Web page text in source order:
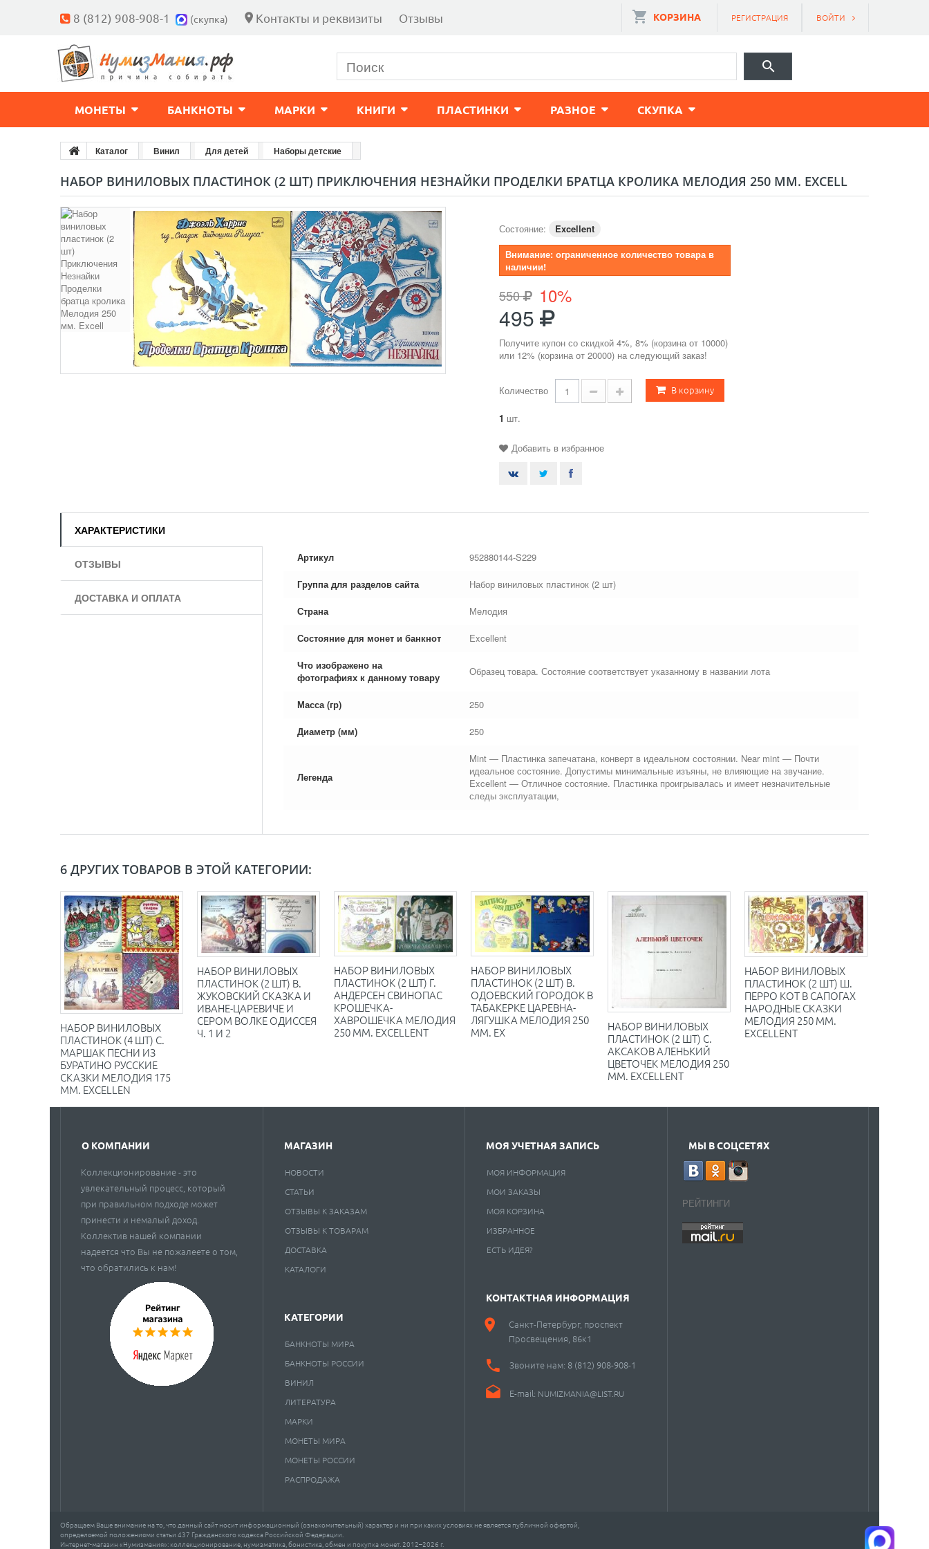
8 (812) 908-908-1 (скупка) Контакты и реквизиты Отзывы ВОЙТИ
РЕГИСТРАЦИЯ
КОРЗИНА
МОНЕТЫ БАНКНОТЫ МАРКИ КНИГИ ПЛАСТИНКИ РАЗНОЕ CКУПКА
Каталог Винил Для детей Наборы детские
НАБОР ВИНИЛОВЫХ ПЛАСТИНОК (2 ШТ) ПРИКЛЮЧЕНИЯ НЕЗНАЙКИ ПРОДЕЛКИ БРАТЦА КРОЛИКА МЕЛОДИЯ 250 ММ. EXCELL
Состояние:
Excellent
Внимание: ограниченное количество товара в
наличии!
550 10%
495
Получите купон со скидкой 4%, 8% (корзина от 10000)
или 12% (корзина от 20000) на следующий заказ!
Количество В корзину
1 шт.
Добавить в избранное
ХАРАКТЕРИСТИКИ
ОТЗЫВЫ
ДОСТАВКА И ОПЛАТА
Артикул 952880144-S229
Группа для разделов сайта Набор виниловых пластинок (2 шт)
Страна Мелодия
Состояние для монет и банкнот Excellent
Что изображено на
фотографиях к данному товару
Образец товара. Состояние соответствует указанному в названии лота
Масса (гр) 250
Диаметр (мм) 250
Легенда
Mint — Пластинка запечатана, конверт в идеальном состоянии. Near mint — Почти
идеальное состояние. Допустимы минимальные изъяны, не влияющие на звучание.
Excellent — Отличное состояние. Пластинка проигрывалась и имеет незначительные
следы эксплуатации,
6 ДРУГИХ ТОВАРОВ В ЭТОЙ КАТЕГОРИИ:
НАБОР ВИНИЛОВЫХ
ПЛАСТИНОК (4 ШТ) С.
МАРШАК ПЕСНИ ИЗ
БУРАТИНО РУССКИЕ
СКАЗКИ МЕЛОДИЯ 175
ММ. EXCELLEN
НАБОР ВИНИЛОВЫХ
ПЛАСТИНОК (2 ШТ) В.
ЖУКОВСКИЙ СКАЗКА И
ИВАНЕ-ЦАРЕВИЧЕ И
СЕРОМ ВОЛКЕ ОДИССЕЯ
Ч. 1 И 2
НАБОР ВИНИЛОВЫХ
ПЛАСТИНОК (2 ШТ) Г.
АНДЕРСЕН СВИНОПАС
КРОШЕЧКА-
ХАВРОШЕЧКА МЕЛОДИЯ
250 ММ. EXCELLENT
НАБОР ВИНИЛОВЫХ
ПЛАСТИНОК (2 ШТ) В.
ОДОЕВСКИЙ ГОРОДОК В
ТАБАКЕРКЕ ЦАРЕВНА-
ЛЯГУШКА МЕЛОДИЯ 250
ММ. EX
НАБОР ВИНИЛОВЫХ
ПЛАСТИНОК (2 ШТ) С.
АКСАКОВ АЛЕНЬКИЙ
ЦВЕТОЧЕК МЕЛОДИЯ 250
ММ. EXCELLENT
НАБОР ВИНИЛОВЫХ
ПЛАСТИНОК (2 ШТ) Ш.
ПЕРРО КОТ В САПОГАХ
НАРОДНЫЕ СКАЗКИ
МЕЛОДИЯ 250 ММ.
EXCELLENT
О КОМПАНИИ
Коллекционирование - это
увлекательный процесс, который
при правильном подходе может
принести и немалый доход.
Коллектив нашей компании
надеется что Вы не пожалеете о том,
что обратились к нам!
МАГАЗИН
НОВОСТИ
СТАТЬИ
ОТЗЫВЫ К ЗАКАЗАМ
ОТЗЫВЫ К ТОВАРАМ
ДОСТАВКА
КАТАЛОГИ
Обращаем Ваше внимание на то, что данный сайт носит информационный (ознакомительный) характер и ни при каких условиях не является публичной офертой,
определяемой положениями статьи 437 Гражданского кодекса Российской Федерации.
Интернет-магазин «Нумизмания»: коллекционирование, нумизматика, бонистика, обмен и покупка монет. 2012–2026 г.
КАТЕГОРИИ
БАНКНОТЫ МИРА
БАНКНОТЫ РОССИИ
ВИНИЛ
ЛИТЕРАТУРА
МАРКИ
МОНЕТЫ МИРА
МОНЕТЫ РОССИИ
РАСПРОДАЖА
МОЯ УЧЕТНАЯ ЗАПИСЬ
МОЯ ИНФОРМАЦИЯ
МОИ ЗАКАЗЫ
МОЯ КОРЗИНА
ИЗБРАННОЕ
ЕСТЬ ИДЕЯ?
КОНТАКТНАЯ ИНФОРМАЦИЯ
Санкт-Петербург, проспект
Просвещения, 86к1
Звоните нам: 8 (812) 908-908-1
E-mail: NUMIZMANIA@LIST.RU
МЫ В СОЦСЕТЯХ
РЕЙТИНГИ